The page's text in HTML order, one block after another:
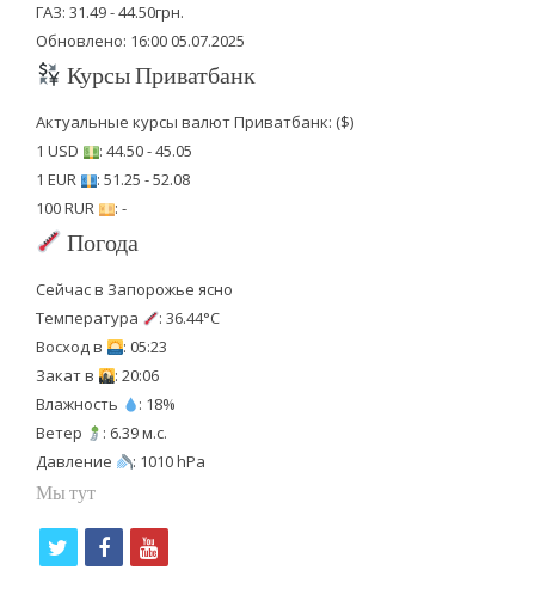
ГАЗ: 31.49 - 44.50грн.
Обновлено: 16:00 05.07.2025
Курсы Приватбанк
Актуальные курсы валют Приватбанк: ($)
1 USD
: 44.50 - 45.05
1 EUR
: 51.25 - 52.08
100 RUR
: -
Погода
Сейчас в Запорожье ясно
Температура
: 36.44°C
Восход в
: 05:23
Закат в
: 20:06
Влажность
: 18%
Ветер
: 6.39 м.с.
Давление
: 1010 hPa
Мы тут
f
y